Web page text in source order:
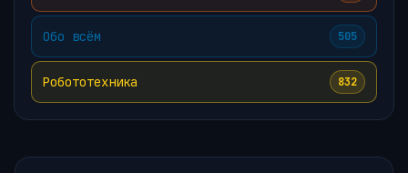
Обо всём 505
Робототехника 832